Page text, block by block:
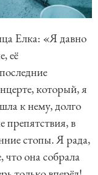
Елка: «Я давно
её
который, я
к нему, долго
препятствия, в
стопы. Я рада,
что она собрала